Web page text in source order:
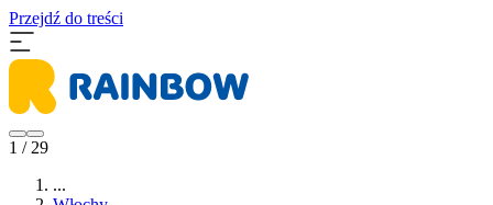
Przejdź do treści
1 / 29
...